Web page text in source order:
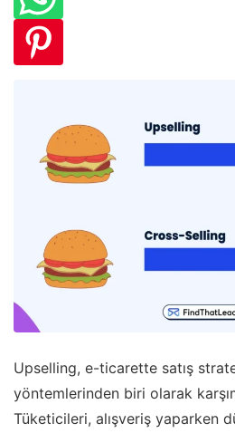
Upselling, e-ticarette satış
yöntemlerinden biri olarak
Tüketicileri, alışveriş yaparken